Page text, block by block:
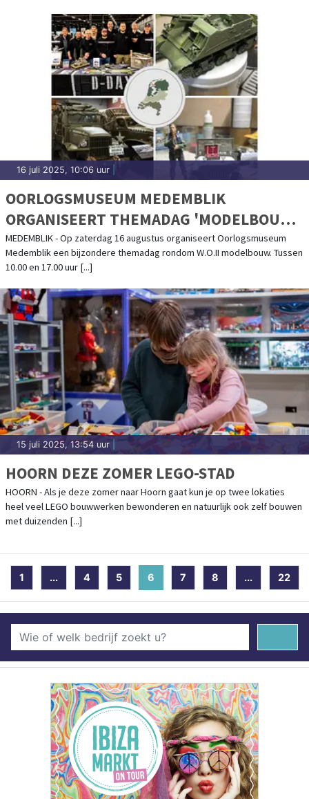
16 juli 2025, 10:06 uur
OORLOGSMUSEUM MEDEMBLIK
ORGANISEERT THEMADAG 'MODELBOUW'
- 16 AUGUSTUS 2025
MEDEMBLIK - Op zaterdag 16 augustus organiseert Oorlogsmuseum
Medemblik een bijzondere themadag rondom W.O.II modelbouw. Tussen
10.00 en 17.00 uur [...]
15 juli 2025, 13:54 uur
HOORN DEZE ZOMER LEGO-STAD
HOORN - Als je deze zomer naar Hoorn gaat kun je op twee lokaties
heel veel LEGO bouwwerken bewonderen en natuurlijk ook zelf bouwen
met duizenden [...]
1 ... 4 5 6 (current)
7 8 ... 22